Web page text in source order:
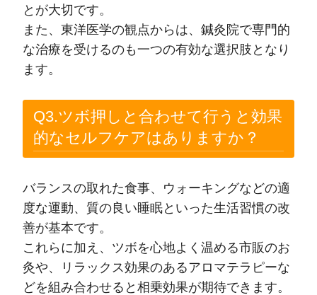
とが大切です。
また、東洋医学の観点からは、鍼灸院で専門的
な治療を受けるのも一つの有効な選択肢となり
ます。
Q3.ツボ押しと合わせて行うと効果
的なセルフケアはありますか？
バランスの取れた食事、ウォーキングなどの適
度な運動、質の良い睡眠といった生活習慣の改
善が基本です。
これらに加え、ツボを心地よく温める市販のお
灸や、リラックス効果のあるアロマテラピーな
どを組み合わせると相乗効果が期待できます。